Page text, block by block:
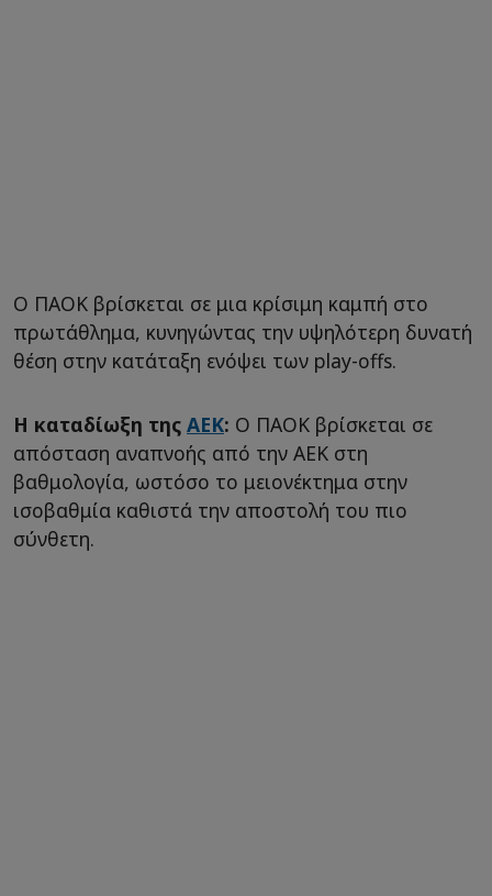
Ο ΠΑΟΚ βρίσκεται σε μια κρίσιμη καμπή στο
πρωτάθλημα, κυνηγώντας την υψηλότερη δυνατή
θέση στην κατάταξη ενόψει των play-offs.
Η καταδίωξη της ΑΕΚ: Ο ΠΑΟΚ βρίσκεται σε
απόσταση αναπνοής από την ΑΕΚ στη
βαθμολογία, ωστόσο το μειονέκτημα στην
ισοβαθμία καθιστά την αποστολή του πιο
σύνθετη.